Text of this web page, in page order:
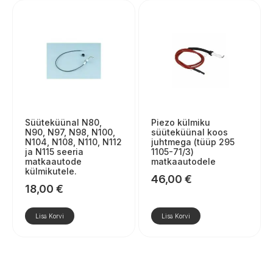
Süüteküünal N80,
N90, N97, N98, N100,
N104, N108, N110, N112
ja N115 seeria
matkaautode
külmikutele.
18,00 €
Lisa Korvi
Piezo külmiku
süüteküünal koos
juhtmega (tüüp 295
1105-71/3)
matkaautodele
46,00 €
Lisa Korvi